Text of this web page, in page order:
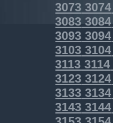
3073 3074
3083 3084
3093 3094
3103 3104
3113 3114
3123 3124
3133 3134
3143 3144